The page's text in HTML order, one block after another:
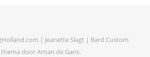
| Jeanette Slagt | Bard Custom
thema doorArnan de Gans.